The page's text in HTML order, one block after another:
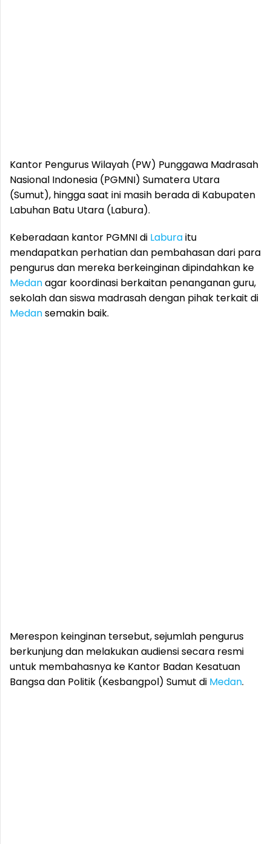
Kantor Pengurus Wilayah (PW) Punggawa Madrasah
Nasional Indonesia (PGMNI) Sumatera Utara
(Sumut), hingga saat ini masih berada di Kabupaten
Labuhan Batu Utara (Labura).
Keberadaan kantor PGMNI di Laburaitu
mendapatkan perhatian dan pembahasan dari para
pengurus dan mereka berkeinginan dipindahkan ke
Medanagar koordinasi berkaitan penanganan guru,
sekolah dan siswa madrasah dengan pihak terkait di
Medansemakin baik.
Merespon keinginan tersebut, sejumlah pengurus
berkunjung dan melakukan audiensi secara resmi
untuk membahasnya ke Kantor Badan Kesatuan
Bangsa dan Politik (Kesbangpol) Sumut di Medan.